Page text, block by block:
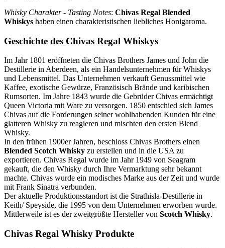
Whisky Charakter - Tasting Notes: Chivas Regal Blended
Whiskys haben einen charakteristischen liebliches Honigaroma.
Geschichte des Chivas Regal Whiskys
Im Jahr 1801 eröffneten die Chivas Brothers James und John die
Destillerie in Aberdeen, als ein Handelsunternehmen für Whiskys
und Lebensmittel. Das Unternehmen verkauft Genussmittel wie
Kaffee, exotische Gewürze, Französisch Brände und karibischen
Rumsorten. Im Jahre 1843 wurde die Gebrüder Chivas ermächtigt
Queen Victoria mit Ware zu versorgen. 1850 entschied sich James
Chivas auf die Forderungen seiner wohlhabenden Kunden für eine
glatteren Whisky zu reagieren und mischten den ersten Blend
Whisky.
In den frühen 1900er Jahren, beschloss Chivas Brothers einen
Blended Scotch Whisky zu erstellen und in die USA zu
exportieren. Chivas Regal wurde im Jahr 1949 von Seagram
gekauft, die den Whisky durch Ihre Vermarktung sehr bekannt
machte. Chivas wurde ein modisches Marke aus der Zeit und wurde
mit Frank Sinatra verbunden.
Der aktuelle Produktionsstandort ist die Strathisla-Destillerie in
Keith/ Speyside, die 1995 von dem Unternehmen erworben wurde.
Mittlerweile ist es der zweitgrößte Hersteller von Scotch Whisky.
Chivas Regal Whisky Produkte